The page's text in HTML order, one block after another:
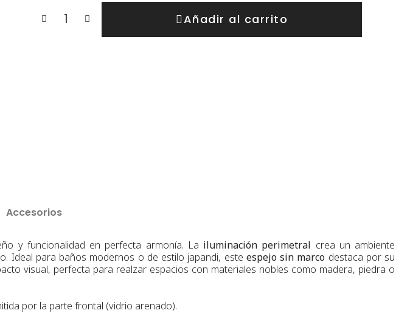
Añadir al carrito
Accesorios
y funcionalidad en perfecta armonía. La iluminación perimetral crea un ambiente
Ideal para baños modernos o de estilo japandi, este espejo sin marco destaca por su
visual, perfecta para realzar espacios con materiales nobles como madera, piedra o
por la parte frontal (vidrio arenado).